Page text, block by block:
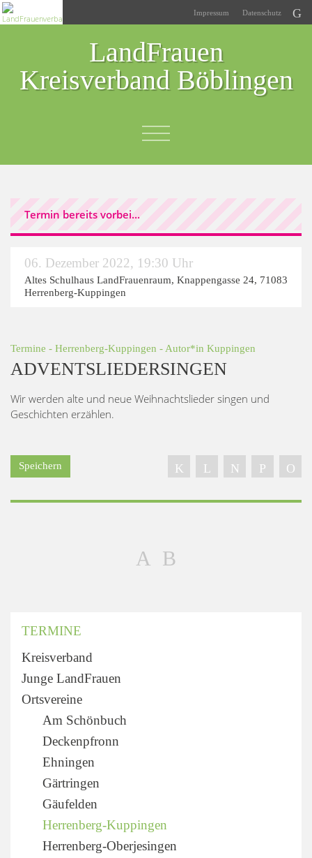
Impressum Datenschutz
LandFrauen
Kreisverband Böblingen
Termin bereits vorbei...
06. Dezember 2022, 19:30 Uhr
Altes Schulhaus LandFrauenraum, Knappengasse 24, 71083
Herrenberg-Kuppingen
Termine - Herrenberg-Kuppingen - Autor*in Kuppingen
ADVENTSLIEDERSINGEN
Wir werden alte und neue Weihnachtslieder singen und
Geschichten erzählen.
Speichern
TERMINE
Kreisverband
Junge LandFrauen
Ortsvereine
Am Schönbuch
Deckenpfronn
Ehningen
Gärtringen
Gäufelden
Herrenberg-Kuppingen
Herrenberg-Oberjesingen